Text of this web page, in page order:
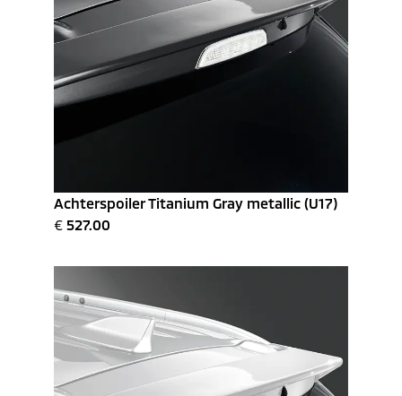
Achterspoiler Titanium Gray metallic (U17)
€ 527.00